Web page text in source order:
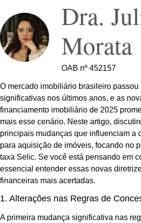
Dra.
Morata
OAB nº 452157
O mercado imobiliário brasileiro passou
significativas nos últimos anos, e as
financiamento imobiliário de 2025
mais esse cenário. Neste artigo,
principais mudanças que influenciam a
para aquisição de imóveis, focando no
taxa Selic. Se você está pensando em
essencial entender essas novas
financeiras mais acertadas.
1. Alterações nas Regras de
A primeira mudança significativa nas